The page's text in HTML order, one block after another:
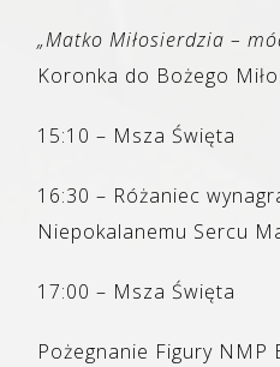
„Matko Miłosierdzia –
Koronka do Bożego
15:10 – Msza Święta
16:30 – Różaniec
Niepokalanemu Sercu
17:00 – Msza Święta
Pożegnanie Figury NMP